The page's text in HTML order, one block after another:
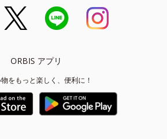
ORBIS アプリ
をもっと楽しく、便利に！